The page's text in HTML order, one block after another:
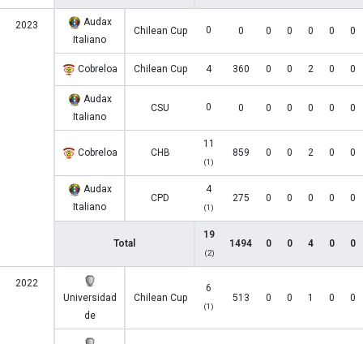
2023
Audax
Italiano
Chilean Cup 0 0 0 0 0 0 0
Cobreloa Chilean Cup 4 360 0 0 2 0 0
Audax
Italiano
CSU 0 0 0 0 0 0 0
Cobreloa CHB
11
(1)
859 0 0 2 0 0
Audax
Italiano
CPD
4
(1)
275 0 0 0 0 0
Total
19
(2)
1494 0 0 4 0 0
2022
Universidad
de
Chilean Cup
6
(1)
513 0 0 1 0 0